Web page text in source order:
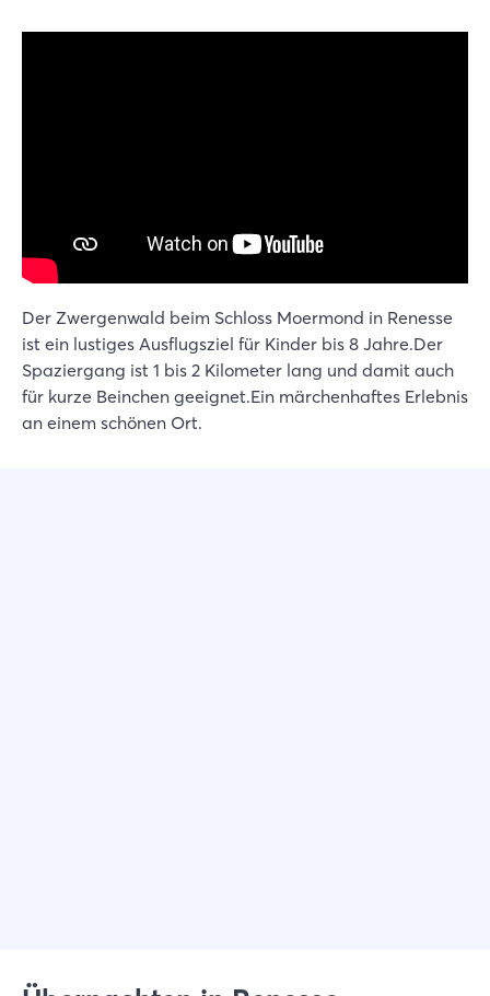
Der Zwergenwald beim Schloss Moermond in Renesse
ist ein lustiges Ausflugsziel für Kinder bis 8 Jahre.Der
Spaziergang ist 1 bis 2 Kilometer lang und damit auch
für kurze Beinchen geeignet.Ein märchenhaftes Erlebnis
an einem schönen Ort.